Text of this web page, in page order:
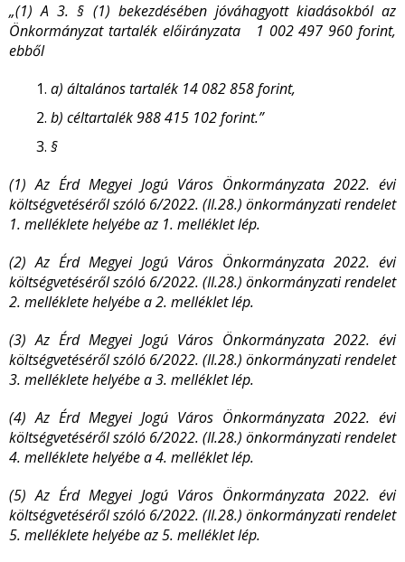
„(1) A 3. § (1) bekezdésében jóváhagyott kiadásokból az
Önkormányzat tartalék előirányzata 1 002 497 960 forint,
ebből
a) általános tartalék 14 082 858 forint,
b) céltartalék 988 415 102 forint.”
§
(1) Az Érd Megyei Jogú Város Önkormányzata 2022. évi
költségvetéséről szóló 6/2022. (II.28.) önkormányzati rendelet
1. melléklete helyébe az 1. melléklet lép.
(2) Az Érd Megyei Jogú Város Önkormányzata 2022. évi
költségvetéséről szóló 6/2022. (II.28.) önkormányzati rendelet
2. melléklete helyébe a 2. melléklet lép.
(3) Az Érd Megyei Jogú Város Önkormányzata 2022. évi
költségvetéséről szóló 6/2022. (II.28.) önkormányzati rendelet
3. melléklete helyébe a 3. melléklet lép.
(4) Az Érd Megyei Jogú Város Önkormányzata 2022. évi
költségvetéséről szóló 6/2022. (II.28.) önkormányzati rendelet
4. melléklete helyébe a 4. melléklet lép.
(5) Az Érd Megyei Jogú Város Önkormányzata 2022. évi
költségvetéséről szóló 6/2022. (II.28.) önkormányzati rendelet
5. melléklete helyébe az 5. melléklet lép.